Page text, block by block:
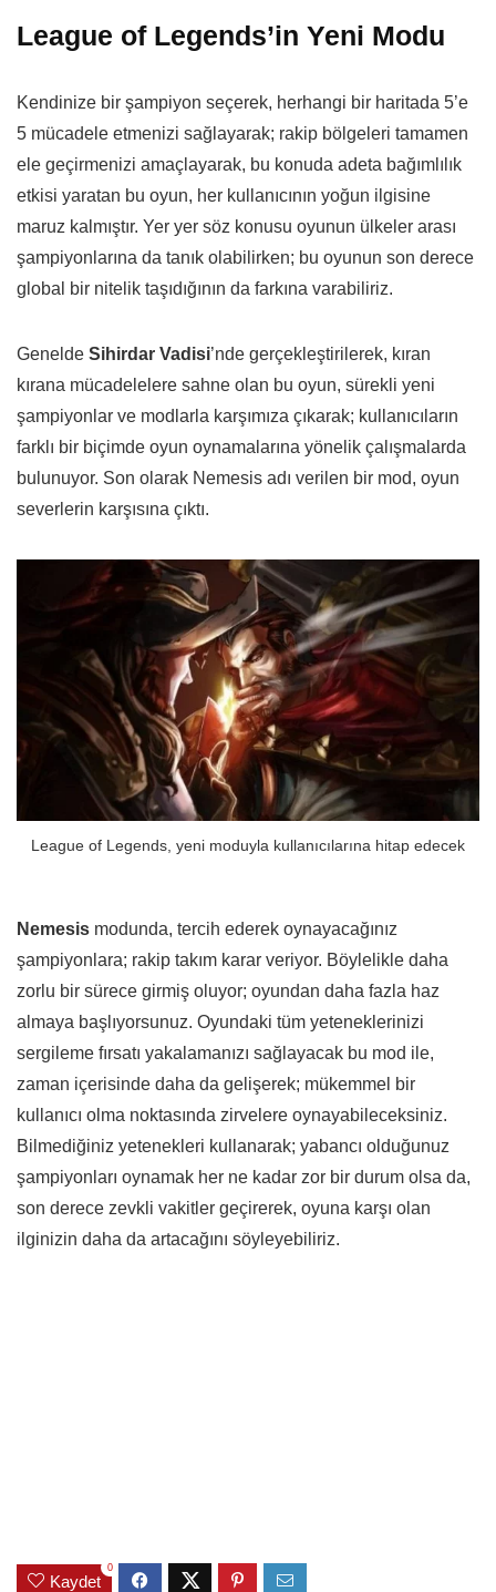
League of Legends’in Yeni Modu
Kendinize bir şampiyon seçerek, herhangi bir haritada 5’e
5 mücadele etmenizi sağlayarak; rakip bölgeleri tamamen
ele geçirmenizi amaçlayarak, bu konuda adeta bağımlılık
etkisi yaratan bu oyun, her kullanıcının yoğun ilgisine
maruz kalmıştır. Yer yer söz konusu oyunun ülkeler arası
şampiyonlarına da tanık olabilirken; bu oyunun son derece
global bir nitelik taşıdığının da farkına varabiliriz.
Genelde Sihirdar Vadisi’nde gerçekleştirilerek, kıran
kırana mücadelelere sahne olan bu oyun, sürekli yeni
şampiyonlar ve modlarla karşımıza çıkarak; kullanıcıların
farklı bir biçimde oyun oynamalarına yönelik çalışmalarda
bulunuyor. Son olarak Nemesis adı verilen bir mod, oyun
severlerin karşısına çıktı.
League of Legends, yeni moduyla kullanıcılarına hitap edecek
Nemesis modunda, tercih ederek oynayacağınız
şampiyonlara; rakip takım karar veriyor. Böylelikle daha
zorlu bir sürece girmiş oluyor; oyundan daha fazla haz
almaya başlıyorsunuz. Oyundaki tüm yeteneklerinizi
sergileme fırsatı yakalamanızı sağlayacak bu mod ile,
zaman içerisinde daha da gelişerek; mükemmel bir
kullanıcı olma noktasında zirvelere oynayabileceksiniz.
Bilmediğiniz yetenekleri kullanarak; yabancı olduğunuz
şampiyonları oynamak her ne kadar zor bir durum olsa da,
son derece zevkli vakitler geçirerek, oyuna karşı olan
ilginizin daha da artacağını söyleyebiliriz.
Kaydet
0